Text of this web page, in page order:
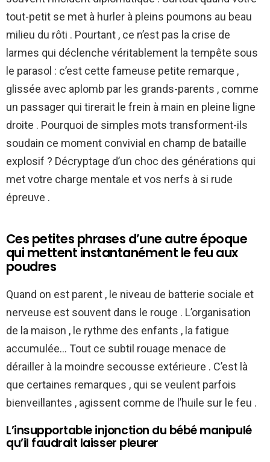
tout-petit se met à hurler à pleins poumons au beau
milieu du rôti . Pourtant , ce n’est pas la crise de
larmes qui déclenche véritablement la tempête sous
le parasol : c’est cette fameuse petite remarque ,
glissée avec aplomb par les grands-parents , comme
un passager qui tirerait le frein à main en pleine ligne
droite . Pourquoi de simples mots transforment-ils
soudain ce moment convivial en champ de bataille
explosif ? Décryptage d’un choc des générations qui
met votre charge mentale et vos nerfs à si rude
épreuve .
Ces petites phrases d’une autre époque
qui mettent instantanément le feu aux
poudres
Quand on est parent , le niveau de batterie sociale et
nerveuse est souvent dans le rouge . L’organisation
de la maison , le rythme des enfants , la fatigue
accumulée… Tout ce subtil rouage menace de
dérailler à la moindre secousse extérieure . C’est là
que certaines remarques , qui se veulent parfois
bienveillantes , agissent comme de l’huile sur le feu .
L’insupportable injonction du bébé manipulé
qu’il faudrait laisser pleurer